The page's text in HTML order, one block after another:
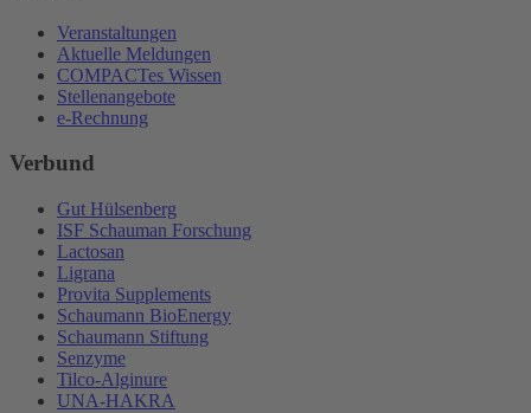
Veranstaltungen
Aktuelle Meldungen
COMPACTes Wissen
Stellenangebote
e-Rechnung
Verbund
Gut Hülsenberg
ISF Schauman Forschung
Lactosan
Ligrana
Provita Supplements
Schaumann BioEnergy
Schaumann Stiftung
Senzyme
Tilco-Alginure
UNA-HAKRA